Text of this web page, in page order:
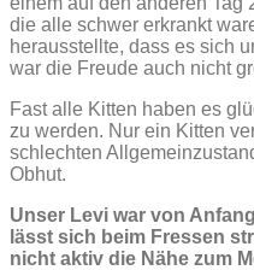
die alle schwer erkrankt
herausstellte, dass es sich
war die Freude auch nicht
Fast alle Kitten haben es
zu werden. Nur ein Kitten
schlechten
Obhut.
Unser Levi war von
lässt sich beim Fressen
nicht aktiv die Nähe zum